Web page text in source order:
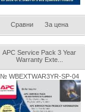
Сравни За цена
APC Service Pack 3 Year
Warranty Exte...
№ WBEXTWAR3YR-SP-04